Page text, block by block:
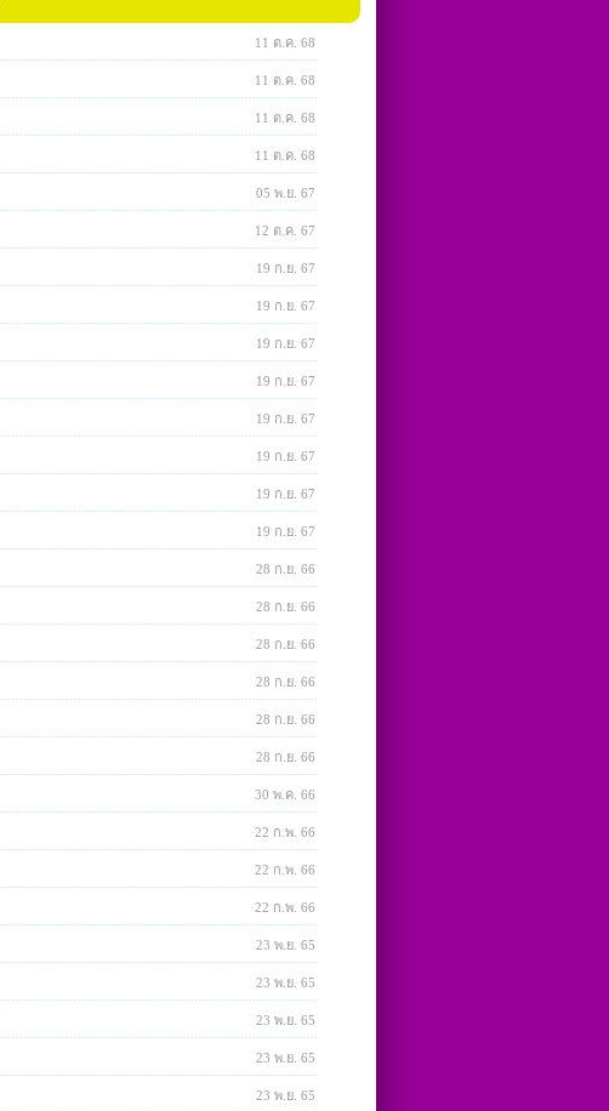
11 ต.ค. 68
11 ต.ค. 68
11 ต.ค. 68
11 ต.ค. 68
05 พ.ย. 67
12 ต.ค. 67
19 ก.ย. 67
19 ก.ย. 67
19 ก.ย. 67
19 ก.ย. 67
19 ก.ย. 67
19 ก.ย. 67
19 ก.ย. 67
19 ก.ย. 67
28 ก.ย. 66
28 ก.ย. 66
28 ก.ย. 66
28 ก.ย. 66
28 ก.ย. 66
28 ก.ย. 66
30 พ.ค. 66
22 ก.พ. 66
22 ก.พ. 66
22 ก.พ. 66
23 พ.ย. 65
23 พ.ย. 65
23 พ.ย. 65
23 พ.ย. 65
23 พ.ย. 65